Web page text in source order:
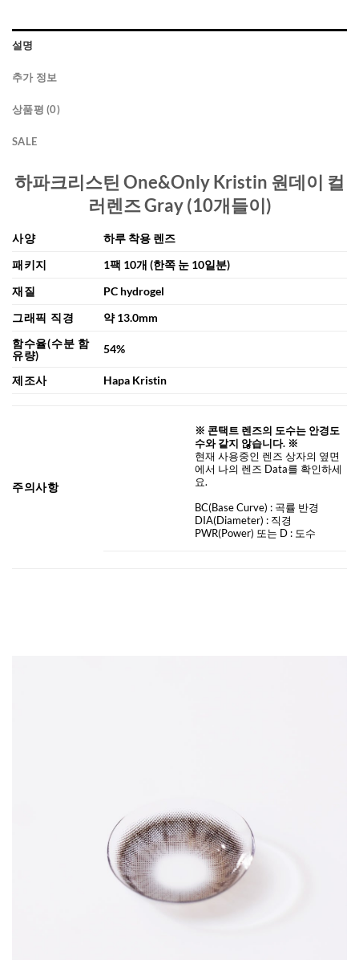
설명
추가 정보
상품평 (0)
SALE
하파크리스틴 One&Only Kristin 원데이 컬
러렌즈 Gray (10개들이)
사양
하루 착용 렌즈
패키지
1팩 10개 (한쪽 눈 10일분)
재질
PC hydrogel
그래픽 직경
약 13.0mm
함수율(수분 함
유량)
54%
제조사 Hapa Kristin
주의사항
※ 콘택트 렌즈의 도수는 안경도
수와 같지 않습니다. ※
현재 사용중인 렌즈 상자의 옆면
에서 나의 렌즈 Data를 확인하세
요.
BC(Base Curve) : 곡률 반경
DIA(Diameter) : 직경
PWR(Power) 또는 D : 도수